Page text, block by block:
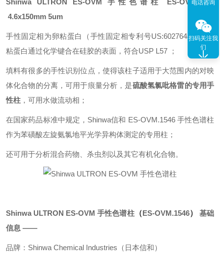
Shinwa ULTRON ES-OVM 手性色谱柱
ES-OVM.1546
4.6x150mm 5um
手性固定相为卵粘蛋白（手性固定相专利号US:6027648），卵
粘蛋白通过化学键合在硅胶的表面，符合USP L57 ；
填料有很多的手性识别位点，使得该柱子适用于大范围内的对映
体化合物的分离，可用于痕量分析，是硫酸氢氯吡格雷的专用手
性柱 ，可用水做流动相；
在国家药品标准中规定，Shinwa信和 ES-OVM.1546 手性色谱柱
作为苯磺酸左旋氨氯地平光学异构体测定的专用柱；
还可用于分析混合药物、杀虫剂以及其它有机化合物。
Shinwa ULTRON ES-OVM 手性色谱柱（ES-OVM.1546）
基础
信息 ——
品牌：Shinwa Chemical Industries（日本信和）
电话咨询
扫码关注我
们